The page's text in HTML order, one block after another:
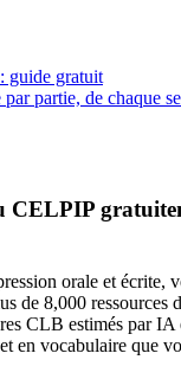
guide gratuit
partie, de chaque
CELPIP
orale et écrite,
de 8,000 ressources
CLB estimés par
en vocabulaire que